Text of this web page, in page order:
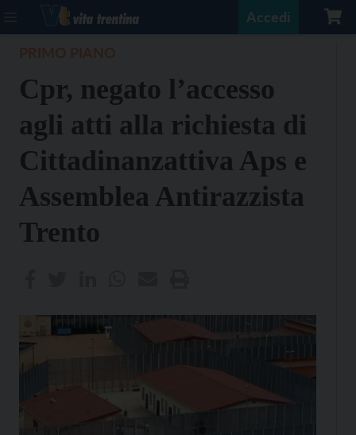
Accedi
Cpr, negato l’accesso
agli atti alla richiesta di
Cittadinanzattiva Aps e
Assemblea Antirazzista
Trento